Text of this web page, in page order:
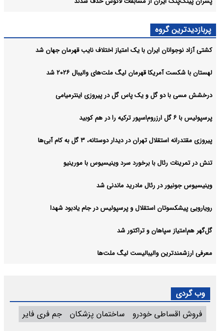
پربازدیدترین گروه
کشتی آزاد نوجوانان ایران با یک امتیاز اختلاف نایب قهرمان جهان شد
لهستان با شکست آمریکا قهرمان لیگ ملت‌های والیبال ۲۰۲۶ شد
درخشش مسی با دو گل و یک پاس گل در پیروزی اینترمیامی
پرسپولیس با ۶ گل ارزروم‌اسپور ترکیه را در هم کوبید
پیروزی مقتدرانه استقلال تهران در دیدار دوستانه، ۳ گل به کام آبی‌ها
تنش در تمرینات رئال با برخورد سرد وینیسیوس با مورینیو
وینیسیوس جونیور در رئال مادرید ماندنی شد
رویارویی پیشکسوتان استقلال و پرسپولیس در جام یادبود شهدا
گل‌گهر هم‌امتیاز سپاهان و تراکتور شد
معرفی ارزشمندترین والیبالیست لیگ ملت‌ها
وب گردی
فروش اقساطی خودرو
ساختمان پزشکان جم فری فایر